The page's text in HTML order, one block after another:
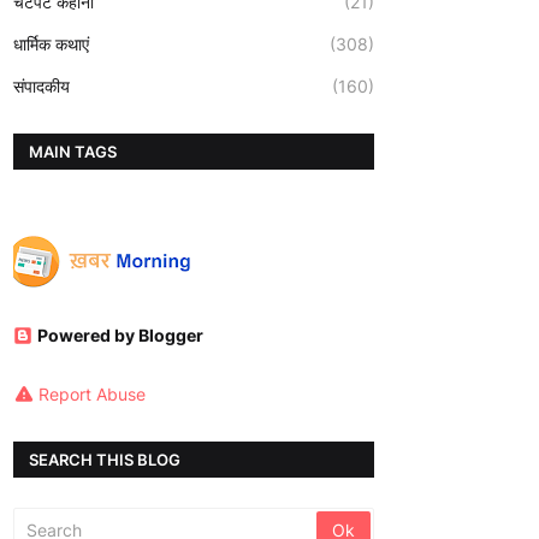
धार्मिक कथाएं (308)
संपादकीय (160)
MAIN TAGS
Powered by Blogger
Report Abuse
SEARCH THIS BLOG